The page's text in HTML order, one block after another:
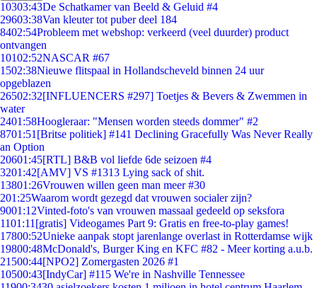
10303:43De Schatkamer van Beeld & Geluid #4
29603:38Van kleuter tot puber deel 184
8402:54Probleem met webshop: verkeerd (veel duurder) product
ontvangen
10102:52NASCAR #67
1502:38Nieuwe flitspaal in Hollandscheveld binnen 24 uur
opgeblazen
26502:32[INFLUENCERS #297] Toetjes & Bevers & Zwemmen in
water
2401:58Hoogleraar: "Mensen worden steeds dommer" #2
8701:51 [Britse politiek] #141 Declining Gracefully Was Never Really
an Option
20601:45[RTL] B&B vol liefde 6de seizoen #4
3201:42[AMV] VS #1313 Lying sack of shit.
13801:26Vrouwen willen geen man meer #30
201:25Waarom wordt gezegd dat vrouwen socialer zijn?
9001:12Vinted-foto's van vrouwen massaal gedeeld op seksfora
1101:11 [gratis] Videogames Part 9: Gratis en free-to-play games!
17800:52Unieke aanpak stopt jarenlange overlast in Rotterdamse wijk
19800:48McDonald's, Burger King en KFC #82 - Meer korting a.u.b.
21500:44[NPO2] Zomergasten 2026 #1
10500:43[IndyCar] #115 We're in Nashville Tennessee